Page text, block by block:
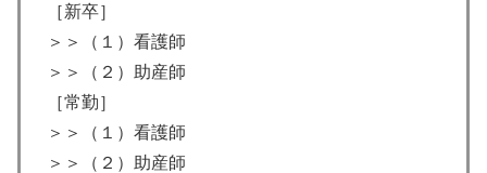
［新卒］
＞＞（１）看護師
＞＞（２）助産師
［常勤］
＞＞（１）看護師
＞＞（２）助産師